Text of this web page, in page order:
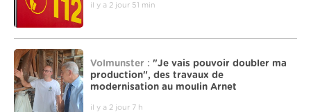
il y a 2 jour 51 min
Volmunster : "Je vais pouvoir doubler ma
production", des travaux de
modernisation au moulin Arnet
il y a 2 jour 7 h